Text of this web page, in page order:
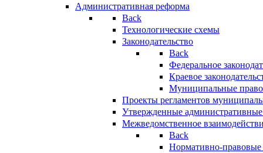
Административная реформа
Back
Технологические схемы
Законодательство
Back
Федеральное
Краевое
Муниципальные
Проекты регламентов
Утвержденные
Межведомственное
Back
Нормативно-правовые